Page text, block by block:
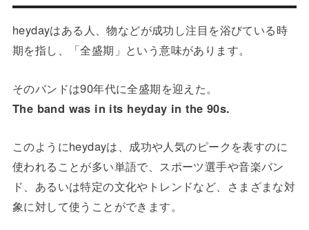
heydayはある人、物などが成功し注目を浴びている時
期を指し、「全盛期」という意味があります。
そのバンドは90年代に全盛期を迎えた。
The band was in its heyday in the 90s.
このようにheydayは、成功や人気のピークを表すのに
使われることが多い単語で、スポーツ選手や音楽バン
ド、あるいは特定の文化やトレンドなど、さまざまな対
象に対して使うことができます。